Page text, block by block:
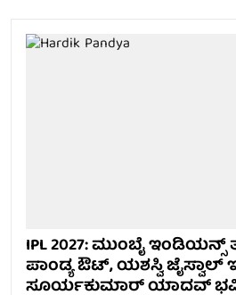
IPL 2027: ಮುಂಬೈ
ಪಾಂಡ್ಯ ಔಟ್, ಯಶಸ್ವಿ ಜೈಸ್ವಾಲ್
ಸೂರ್ಯಕುಮಾರ್ ಯಾದವ್